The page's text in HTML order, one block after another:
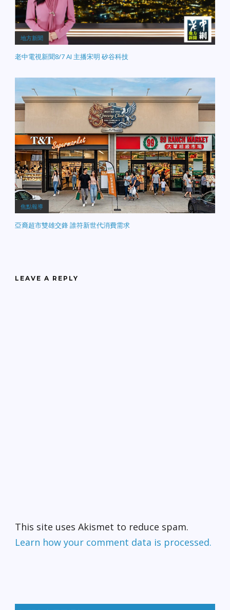
地方新聞
老中電視新聞8/7 AI 主播宋明 矽谷科技
焦點報導
亞裔超市雙雄交鋒 誰符新世代消費需求
LEAVE A REPLY
This site uses Akismet to reduce spam.
Learn how your comment data is processed.